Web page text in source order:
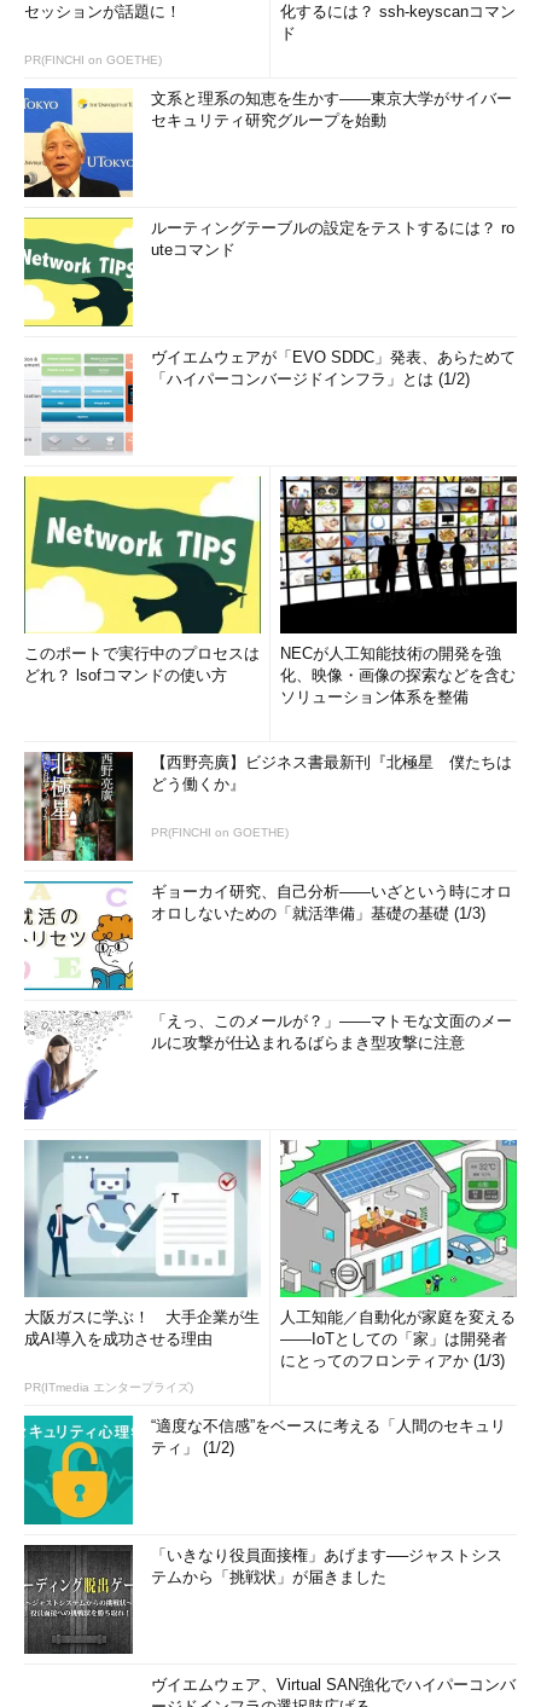
セッションが話題に！
PR(FINCHI on GOETHE)
化するには？ ssh-keyscanコマン
ド
文系と理系の知恵を生かす――東京大学がサイバー
セキュリティ研究グループを始動
ルーティングテーブルの設定をテストするには？ ro
uteコマンド
ヴイエムウェアが「EVO SDDC」発表、あらためて
「ハイパーコンバージドインフラ」とは (1/2)
このポートで実行中のプロセスは
どれ？ lsofコマンドの使い方
NECが人工知能技術の開発を強
化、映像・画像の探索などを含む
ソリューション体系を整備
【西野亮廣】ビジネス書最新刊『北極星 僕たちは
どう働くか』
PR(FINCHI on GOETHE)
ギョーカイ研究、自己分析――いざという時にオロ
オロしないための「就活準備」基礎の基礎 (1/3)
「えっ、このメールが？」――マトモな文面のメー
ルに攻撃が仕込まれるばらまき型攻撃に注意
大阪ガスに学ぶ！ 大手企業が生
成AI導入を成功させる理由
PR(ITmedia エンタープライズ)
人工知能／自動化が家庭を変える
――IoTとしての「家」は開発者
にとってのフロンティアか (1/3)
“適度な不信感”をベースに考える「人間のセキュリ
ティ」 (1/2)
「いきなり役員面接権」あげます──ジャストシス
テムから「挑戦状」が届きました
ヴイエムウェア、Virtual SAN強化でハイパーコンバ